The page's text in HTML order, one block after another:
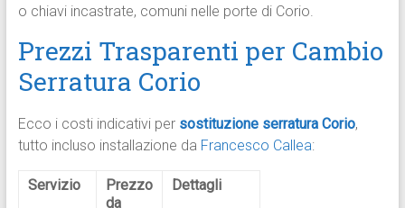
o chiavi incastrate, comuni nelle porte di Corio.
Prezzi Trasparenti per Cambio
Serratura Corio
Ecco i costi indicativi per sostituzione serratura Corio,
tutto incluso installazione da Francesco Callea:
Servizio
Prezzo
da
Dettagli